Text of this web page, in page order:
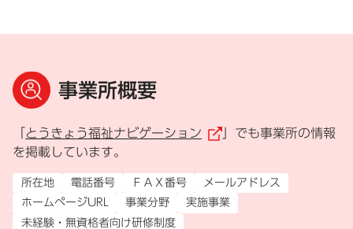
事業所概要
とうきょう福祉ナビゲーション （外部リンク）
」でも事業所の情報
を掲載しています。
所在地 電話番号 ＦＡＸ番号
メールアドレス
ホームページURL
事業分野
実施事業
未経験・無資格者向け研修制度